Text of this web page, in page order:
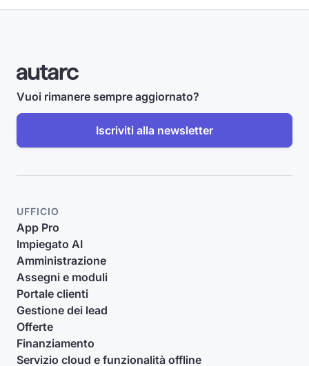
Vuoi rimanere sempre aggiornato?
Iscriviti alla newsletter
UFFICIO
App Pro
Impiegato AI
Amministrazione
Assegni e moduli
Portale clienti
Gestione dei lead
Offerte
Finanziamento
Servizio cloud e funzionalità offline